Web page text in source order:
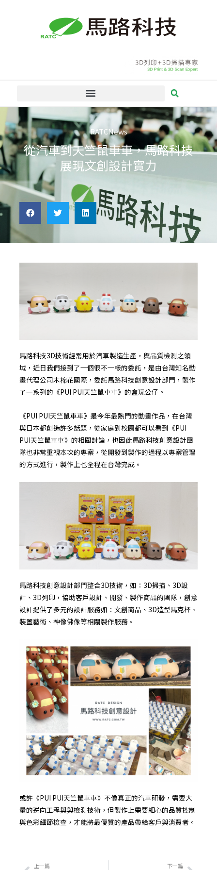
RATCNews
從汽車到天竺鼠車車，馬路科技
展現文創設計實力
馬路科技3D技術經常用於汽車製造生產，與品質檢測之領
域，近日我們接到了一個很不一樣的委託，是由台灣知名動
畫代理公司木棉花國際，委託馬路科技創意設計部門，製作
了一系列的《PUI PUI天竺鼠車車》的盒玩公仔。
《PUI PUI天竺鼠車車》是今年最熱門的動畫作品，在台灣
與日本都創造許多話題，從家庭到校園都可以看到《PUI
PUI天竺鼠車車》的相關討論，也因此馬路科技創意設計團
隊也非常重視本次的專案，從開發到製作的過程以專案管理
的方式進行，製作上也全程在台灣完成。
馬路科技創意設計部門整合3D技術，如：3D掃描、3D設
計、3D列印，協助客戶設計、開發、製作商品的團隊，創意
設計提供了多元的設計服務如：文創商品、3D造型馬克杯、
裝置藝術、神像佛像等相關製作服務。
或許《PUI PUI天竺鼠車車》不像真正的汽車研發，需要大
量的逆向工程與與檢測技術，但製作上需要細心的品質控制
與色彩細節檢查，才能將最優質的產品帶給客戶與消費者。
上一頁
上一篇 下一篇下一